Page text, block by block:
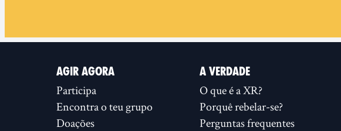
AGIR AGORA
Participa
Encontra o teu grupo
Doações
A VERDADE
O que é a XR?
Porquê rebelar-se?
Perguntas frequentes